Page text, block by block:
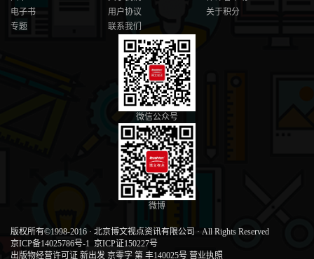
电子书
专题
用户协议
联系我们
关于积分
微信公众号
微博
版权所有©1998-2016 · 北京博文视点资讯有限公司 · All Rights Reserved
京ICP备14025786号-1 京ICP证150227号
出版物经营许可证 新出发 京零字 第 丰140025号 营业执照